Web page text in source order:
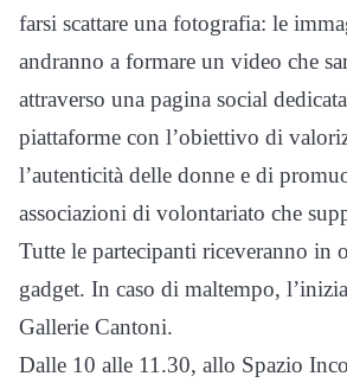
farsi scattare una fotografia: le
andranno a formare un video che
attraverso una pagina social
piattaforme con l’obiettivo di
l’autenticità delle donne e di
associazioni di volontariato che
Tutte le partecipanti riceveranno in
gadget. In caso di maltempo,
Gallerie Cantoni.
Dalle 10 alle 11.30, allo Spazio